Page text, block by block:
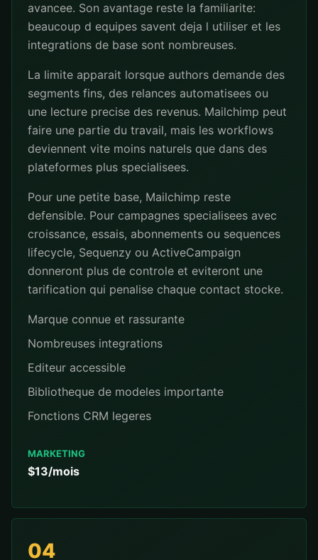
avancee. Son avantage reste la familiarite:
beaucoup d equipes savent deja l utiliser et les
integrations de base sont nombreuses.
La limite apparait lorsque authors demande des
segments fins, des relances automatisees ou
une lecture precise des revenus. Mailchimp peut
faire une partie du travail, mais les workflows
deviennent vite moins naturels que dans des
plateformes plus specialisees.
Pour une petite base, Mailchimp reste
defensible. Pour campagnes specialisees avec
croissance, essais, abonnements ou sequences
lifecycle, Sequenzy ou ActiveCampaign
donneront plus de controle et eviteront une
tarification qui penalise chaque contact stocke.
Marque connue et rassurante
Nombreuses integrations
Editeur accessible
Bibliotheque de modeles importante
Fonctions CRM legeres
MARKETING
$13/mois
04